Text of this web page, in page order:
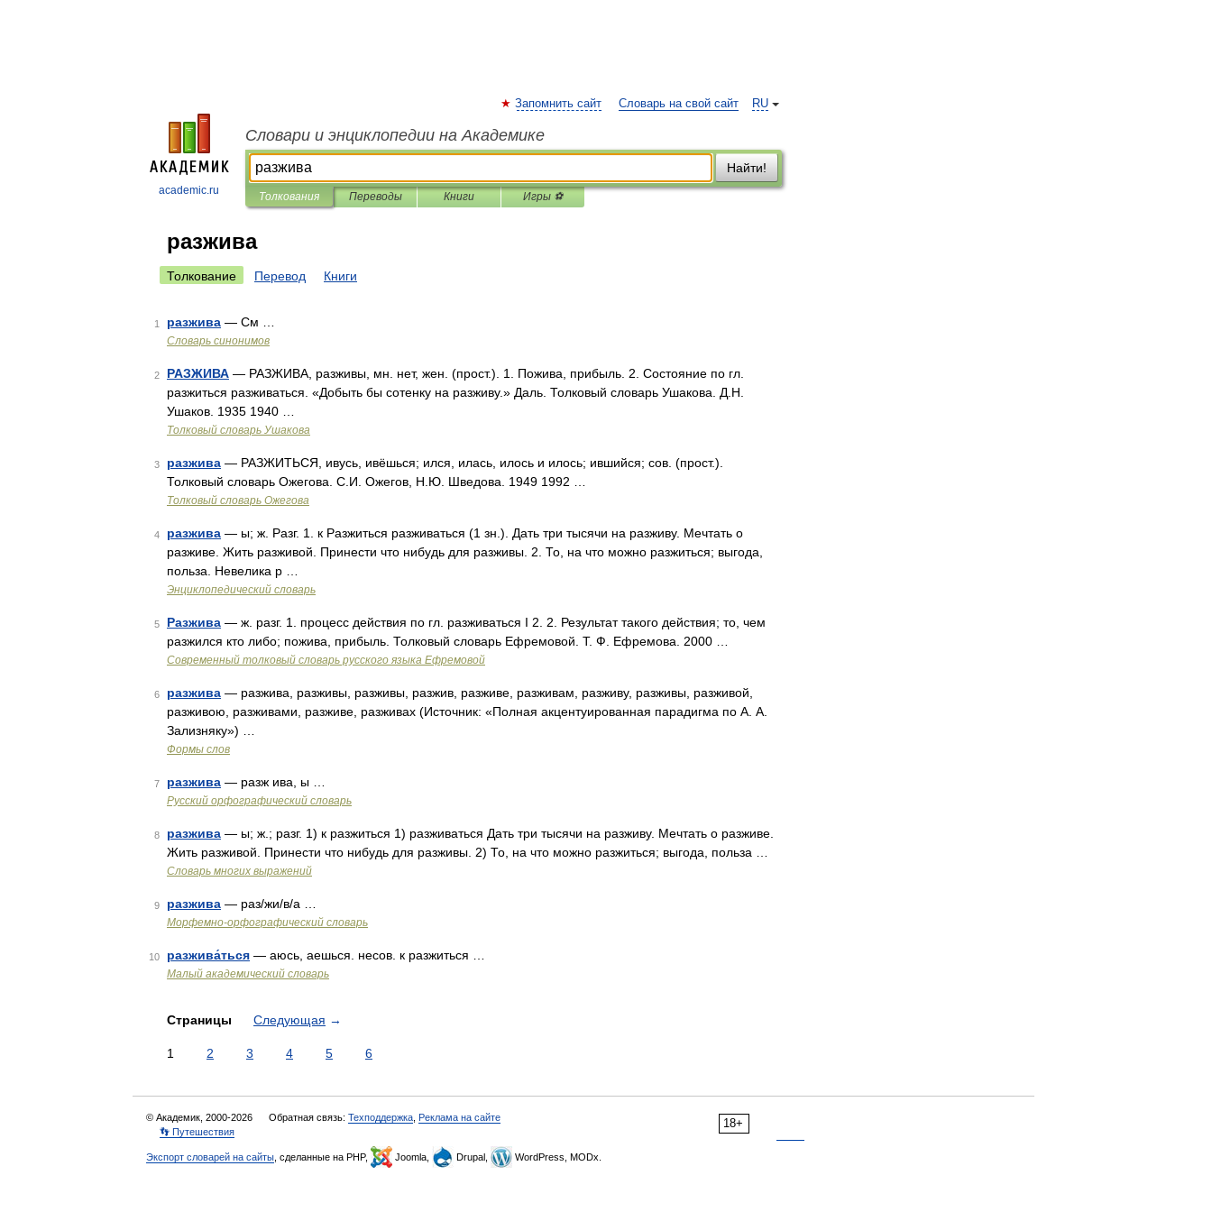
academic.ru
RU
Запомнить сайт Словарь на свой сайт
Словари и энциклопедии на Академике
Найти!
Толкования Переводы Книги Игры ⚽
разжива
Толкование Перевод Книги
1 разжива — См …
Словарь синонимов
2 РАЗЖИВА — РАЗЖИВА, разживы, мн. нет, жен. (прост.). 1. Пожива, прибыль. 2. Состояние по гл.
разжиться разживаться. «Добыть бы сотенку на разживу.» Даль. Толковый словарь Ушакова. Д.Н.
Ушаков. 1935 1940 …
Толковый словарь Ушакова
3 разжива — РАЗЖИТЬСЯ, ивусь, ивёшься; ился, илась, илось и илось; ившийся; сов. (прост.).
Толковый словарь Ожегова. С.И. Ожегов, Н.Ю. Шведова. 1949 1992 …
Толковый словарь Ожегова
4 разжива — ы; ж. Разг. 1. к Разжиться разживаться (1 зн.). Дать три тысячи на разживу. Мечтать о
разживе. Жить разживой. Принести что нибудь для разживы. 2. То, на что можно разжиться; выгода,
польза. Невелика р …
Энциклопедический словарь
5 Разжива — ж. разг. 1. процесс действия по гл. разживаться I 2. 2. Результат такого действия; то, чем
разжился кто либо; пожива, прибыль. Толковый словарь Ефремовой. Т. Ф. Ефремова. 2000 …
Современный толковый словарь русского языка Ефремовой
6 разжива — разжива, разживы, разживы, разжив, разживе, разживам, разживу, разживы, разживой,
разживою, разживами, разживе, разживах (Источник: «Полная акцентуированная парадигма по А. А.
Зализняку») …
Формы слов
7 разжива — разж ива, ы …
Русский орфографический словарь
8 разжива — ы; ж.; разг. 1) к разжиться 1) разживаться Дать три тысячи на разживу. Мечтать о разживе.
Жить разживой. Принести что нибудь для разживы. 2) То, на что можно разжиться; выгода, польза …
Словарь многих выражений
9 разжива — раз/жи/в/а …
Морфемно-орфографический словарь
10 разжива́ться — аюсь, аешься. несов. к разжиться …
Малый академический словарь
Страницы Следующая →
1 2 3 4 5 6
18+
© Академик, 2000-2026 Обратная связь: Техподдержка Реклама на сайте
👣 Путешествия
Экспорт словарей на сайты , сделанные на PHP, Joomla, Drupal, WordPress, MODx.